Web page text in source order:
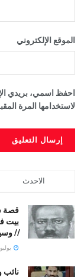
الموقع الإلكتروني
احفظ اسمي، بريدي
لاستخدامها المرة
الاحدث
قصة
بيت
//
يوليو 8, 2023
نائب